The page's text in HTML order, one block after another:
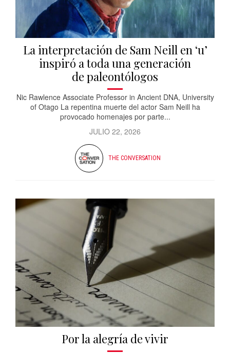
La interpretación de Sam Neill en ‘u’
inspiró a toda una generación
de paleontólogos
Nic Rawlence Associate Professor in Ancient DNA, University
of Otago La repentina muerte del actor Sam Neill ha
provocado homenajes por parte...
JULIO 22, 2026
THE CONVERSATION
Por la alegría de vivir